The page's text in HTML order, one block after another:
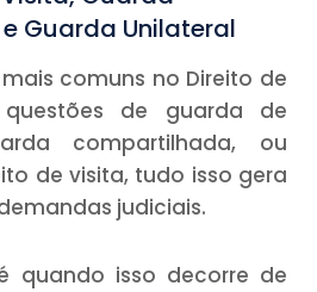
Guarda Unilateral
comuns no Direito de
de guarda de
compartilhada, ou
de visita, tudo isso gera
judiciais.
quando isso decorre de